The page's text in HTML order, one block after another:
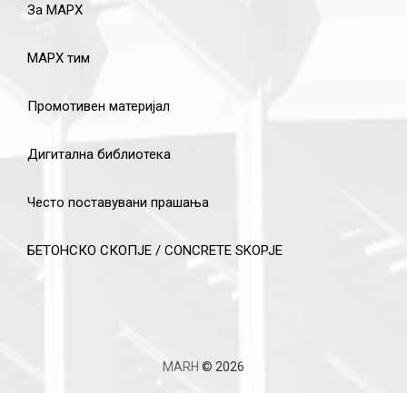
За МАРХ
МАРХ тим
Промотивен материјал
Дигитална библиотека
Често поставувани прашања
БЕТОНСКО СКОПЈЕ / CONCRETE SKOPJE
MARH © 2026